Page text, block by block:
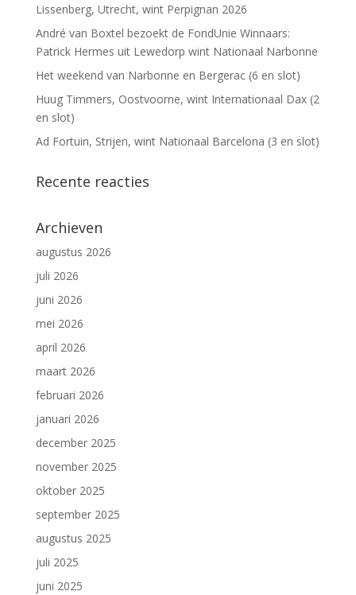
Lissenberg, Utrecht, wint Perpignan 2026
André van Boxtel bezoekt de FondUnie Winnaars:
Patrick Hermes uit Lewedorp wint Nationaal Narbonne
Het weekend van Narbonne en Bergerac (6 en slot)
Huug Timmers, Oostvoorne, wint Internationaal Dax (2
en slot)
Ad Fortuin, Strijen, wint Nationaal Barcelona (3 en slot)
Recente reacties
Archieven
augustus 2026
juli 2026
juni 2026
mei 2026
april 2026
maart 2026
februari 2026
januari 2026
december 2025
november 2025
oktober 2025
september 2025
augustus 2025
juli 2025
juni 2025